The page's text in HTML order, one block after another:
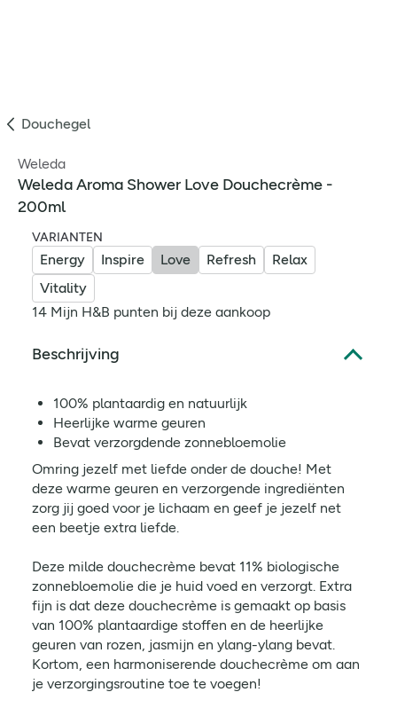
Douchegel
Weleda
Weleda Aroma Shower Love Douchecrème -
200ml
VARIANTEN
Energy Inspire Love Refresh
Relax
Vitality
14 Mijn H&B punten bij deze aankoop
Beschrijving
100% plantaardig en natuurlijk
Heerlijke warme geuren
Bevat verzorgdende zonnebloemolie
Omring jezelf met liefde onder de douche! Met
deze warme geuren en verzorgende ingrediënten
zorg jij goed voor je lichaam en geef je jezelf net
een beetje extra liefde.
Deze milde douchecrème bevat 11% biologische
zonnebloemolie die je huid voed en verzorgt. Extra
fijn is dat deze douchecrème is gemaakt op basis
van 100% plantaardige stoffen en de heerlijke
geuren van rozen, jasmijn en ylang-ylang bevat.
Kortom, een harmoniserende douchecrème om aan
je verzorgingsroutine toe te voegen!